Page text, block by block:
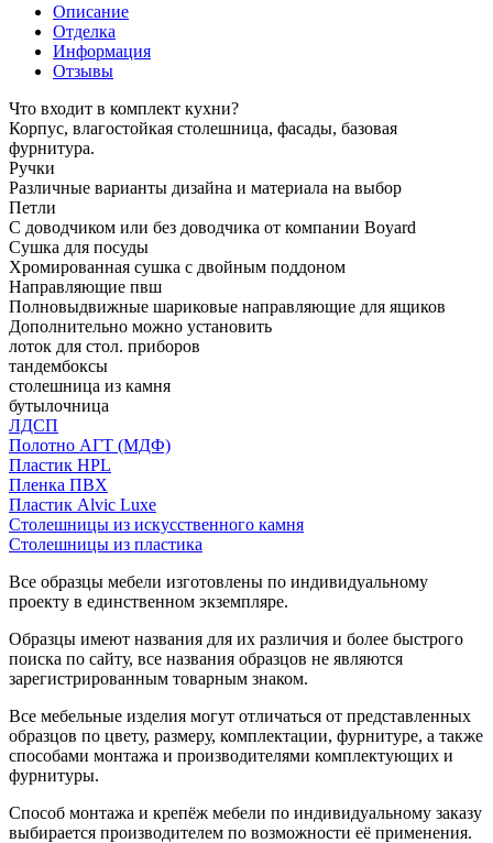
Описание
Отделка
Информация
Отзывы
Что входит в комплект кухни?
Корпус, влагостойкая столешница, фасады, базовая
фурнитура.
Ручки
Различные варианты дизайна и материала на выбор
Петли
С доводчиком или без доводчика от компании Boyard
Сушка для посуды
Хромированная сушка с двойным поддоном
Направляющие пвш
Полновыдвижные шариковые направляющие для ящиков
Дополнительно можно установить
лоток для стол. приборов
тандембоксы
столешница из камня
бутылочница
ЛДСП
Полотно АГТ (МДФ)
Пластик HPL
Пленка ПВХ
Пластик Alvic Luxe
Столешницы из искусственного камня
Столешницы из пластика
Все образцы мебели изготовлены по индивидуальному
проекту в единственном экземпляре.
Образцы имеют названия для их различия и более быстрого
поиска по сайту, все названия образцов не являются
зарегистрированным товарным знаком.
Все мебельные изделия могут отличаться от представленных
образцов по цвету, размеру, комплектации, фурнитуре, а также
способами монтажа и производителями комплектующих и
фурнитуры.
Способ монтажа и крепёж мебели по индивидуальному заказу
выбирается производителем по возможности её применения.